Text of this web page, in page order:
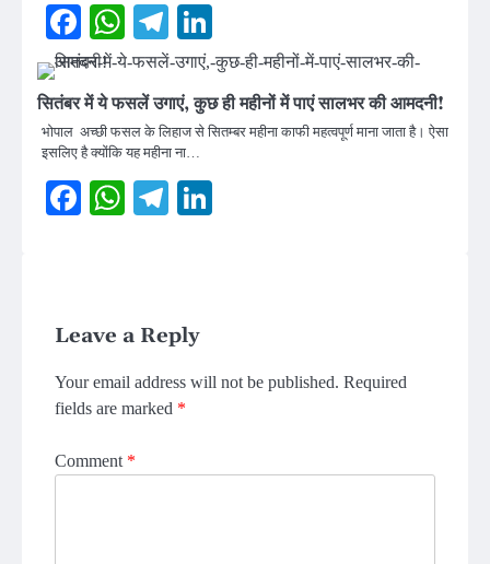
Facebook
WhatsApp
Telegram
सितंबर में ये फसलें उगाएं, कुछ ही महीनों में पाएं सालभर की आमदनी!
भोपाल अच्छी फसल के लिहाज से सितम्बर महीना काफी महत्वपूर्ण माना जाता है। ऐसा
इसलिए है क्योंकि यह महीना ना…
Facebook
WhatsApp
Telegram
Leave a Reply
Your email address will not be published. Required
fields are marked *
Comment *